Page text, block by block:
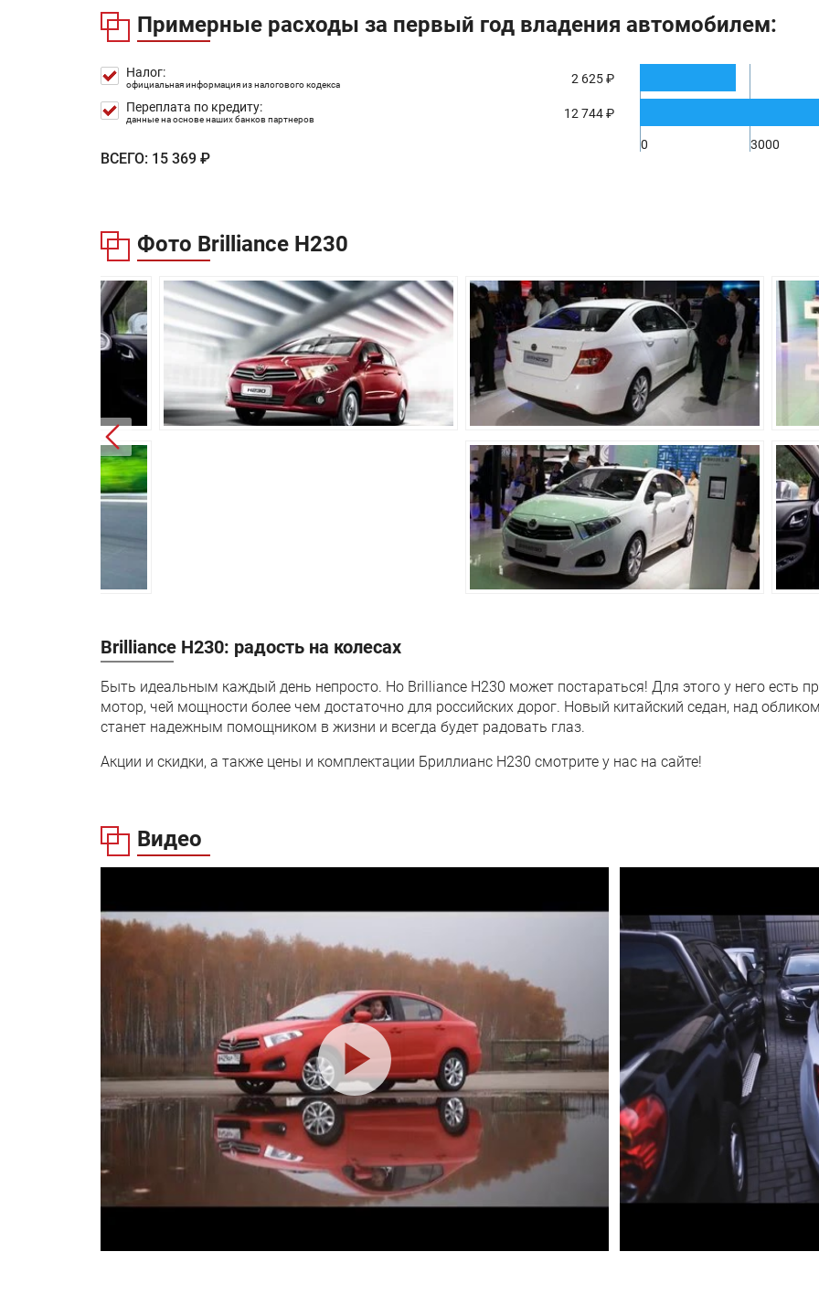
Расход в смешанном цикле: -
Объем топливного бака:
Высота:
Масса:
Объём багажника: 500 л
Трансмиссия: 5-ти ступенчатая механическая
Привод: Передний
Передняя подвеска: Независимая пружинная, тип МакФерсон
Задняя подвеска: С торсионной балкой
Передние тормоза: Дисковые
Задние тормоза: Барабанные
Примерные расходы за первый год владения автомобилем:
Налог:
официальная информация из налогового кодекса
2 625 ₽
Переплата по кредиту:
данные на основе наших банков партнеров 12 744 ₽
0 3000
ВСЕГО: 15 369 ₽
Фото Brilliance H230
Brilliance H230: радость на колесах
Быть идеальным каждый день непросто. Но Brilliance H230 может постараться! Для этого у него есть
мотор, чей мощности более чем достаточно для российских дорог. Новый китайский седан, над
станет надежным помощником в жизни и всегда будет радовать глаз.
Акции и скидки, а также цены и комплектации Бриллианс Н230 смотрите у нас на сайте!
Видео